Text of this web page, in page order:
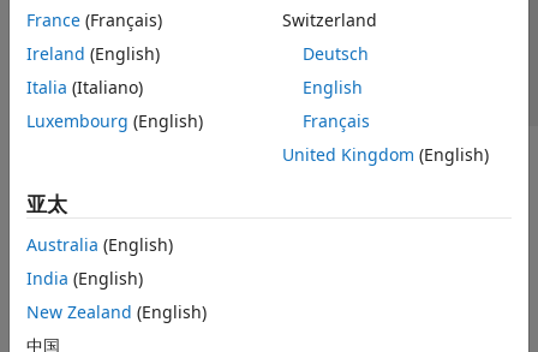
France (Français)
Ireland (English)
Italia (Italiano)
Luxembourg (English)
Switzerland
Deutsch
English
Français
United Kingdom (English)
亚太
Australia (English)
India (English)
New Zealand (English)
中国